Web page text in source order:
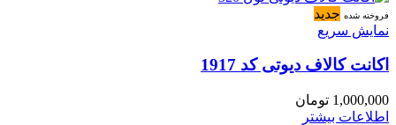
فروخته شده جدید
نمایش سریع
اکانت کالاف دیوتی کد 1917
1,000,000 تومان
اطلاعات بیشتر